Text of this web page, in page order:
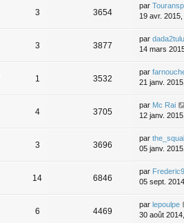
3 3654
par
19 avr.
3 3877
par
14 mars
1 3532
par
21 janv.
4 3705
par Mc Rai
12 janv.
3 3696
par
05 janv.
14 6846
par
05 sept.
6 4469
par lepoulpe
30 août